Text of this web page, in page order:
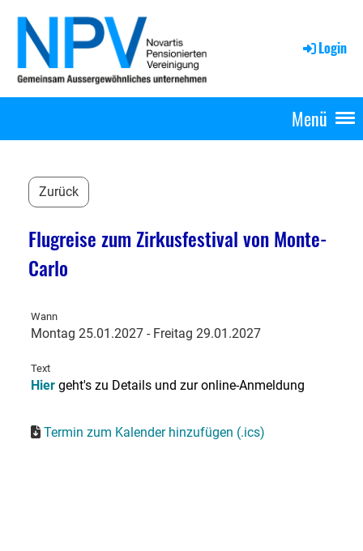
Login
Menü
Zurück
Flugreise zum Zirkusfestival von Monte-
Carlo
Wann
Montag 25.01.2027 - Freitag 29.01.2027
Text
Hier geht's zu Details und zur online-Anmeldung
Termin zum Kalender hinzufügen (.ics)